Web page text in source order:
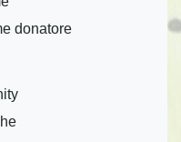
donatore